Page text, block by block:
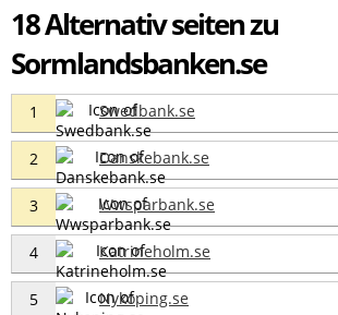
18 Alternativ seiten zu
Sormlandsbanken.se
1 Swedbank.se
2 Danskebank.se
3 Wwsparbank.se
4 Katrineholm.se
5 Nykoping.se